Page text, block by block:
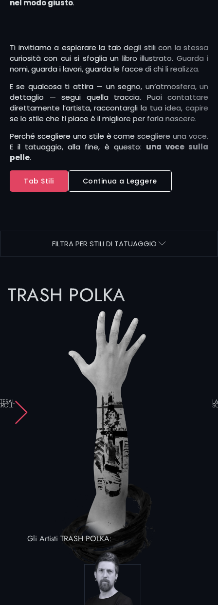
nel modo giusto.
Ti invitiamo a esplorare la tab degli stili con la stessa
curiosità con cui si sfoglia un libro illustrato. Guarda i
nomi, guarda i lavori, guarda le facce di chi li realizza.
E se qualcosa ti attira — un segno, un’atmosfera, un
dettaglio — segui quella traccia. Puoi contattare
direttamente l’artista, raccontargli la tua idea, capire
se lo stile che ti piace è il migliore per farla nascere.
Perché scegliere uno stile è come scegliere una voce.
E il tatuaggio, alla fine, è questo: una voce sulla
pelle.
Tab Stili Continua a Leggere
FILTRA PER STILI DI TATUAGGIO
TRASH POLKA
Gli Artisti TRASH POLKA: